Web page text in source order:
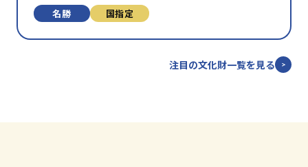
名勝 国指定
注目の文化財一覧を見る